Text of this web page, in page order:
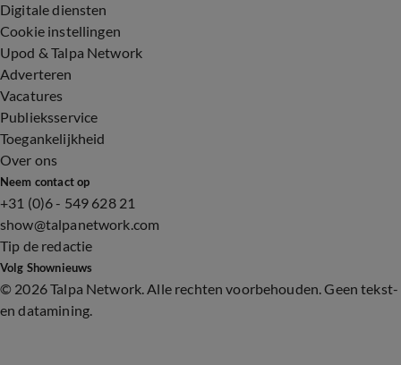
Digitale diensten
Cookie instellingen
Upod & Talpa Network
Adverteren
Vacatures
Publieksservice
Toegankelijkheid
Over ons
Neem contact op
+31 (0)6 - 549 628 21
show@talpanetwork.com
Tip de redactie
Volg Shownieuws
© 2026 Talpa Network. Alle rechten voorbehouden. Geen tekst-
en datamining.